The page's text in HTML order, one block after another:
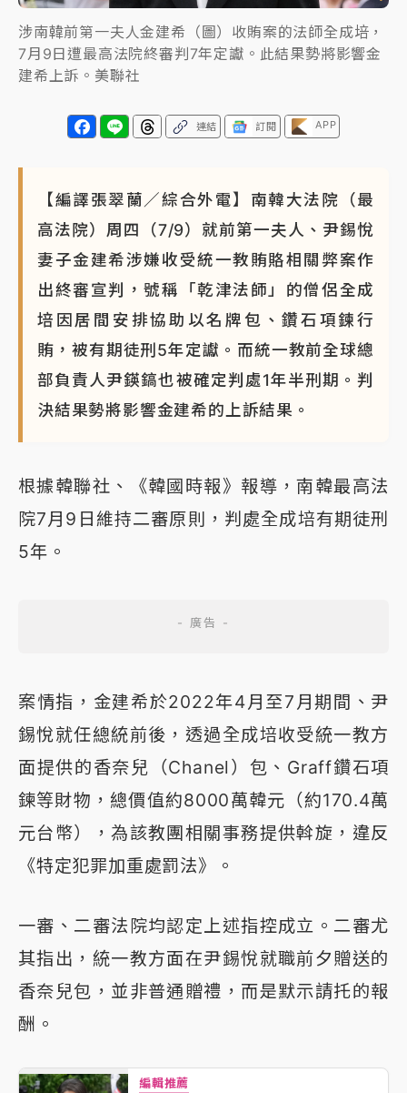
白海豚颱風解除海警 西南風來了！4縣市大雨特報、各
地午後雷雨
分析｜
7月營收甫首破單月9000億元下半年續旺指
標？ 鴻海本週法說法人關注的四大重點
NBA｜ 傳奇名帥驚傳離世！曾以「瘋狂籃球」震撼聯
涉南韓前第一夫人金建希（圖）收賄案的法師全成培，
7月9日遭最高法院終審判7年定讞。此結果勢將影響金
建希上訴。美聯社
連結 訂閱 APP
【編譯張翠蘭／綜合外電】南韓大法院（最
高法院）周四（7/9）就前第一夫人、尹錫悅
妻子金建希涉嫌收受統一教賄賂相關弊案作
出終審宣判，號稱「乾津法師」的僧侶全成
培因居間安排協助以名牌包、鑽石項鍊行
賄，被有期徒刑5年定讞。而統一教前全球總
部負責人尹鍈鎬也被確定判處1年半刑期。判
決結果勢將影響金建希的上訴結果。
根據韓聯社、《韓國時報》報導，南韓最高法
院7月9日維持二審原則，判處全成培有期徒刑
5年。
案情指，金建希於2022年4月至7月期間、尹
錫悅就任總統前後，透過全成培收受統一教方
面提供的香奈兒（Chanel）包、Graff鑽石項
鍊等財物，總價值約8000萬韓元（約170.4萬
元台幣），為該教團相關事務提供斡旋，違反
《特定犯罪加重處罰法》。
一審、二審法院均認定上述指控成立。二審尤
其指出，統一教方面在尹錫悅就職前夕贈送的
香奈兒包，並非普通贈禮，而是默示請托的報
酬。
編輯推薦